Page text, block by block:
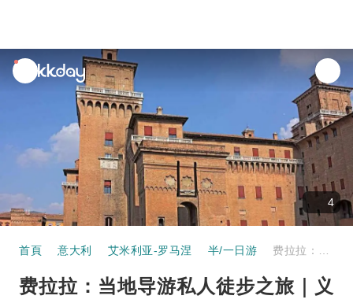
unread
notifications
4
首頁 意大利 艾米利亚-罗马涅 半/一日游
费拉拉：当地导游私人徒步之旅｜义